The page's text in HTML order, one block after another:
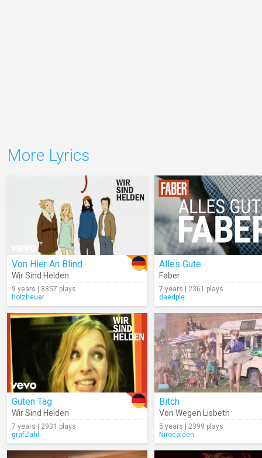
More Lyrics
Von Hier An Blind
Wir Sind Helden
9 years | 8857 plays
holzheuer
Alles Gute
Faber
7 years | 2361 plays
daedple
Guten Tag
Wir Sind Helden
7 years | 2931 plays
grafZahl
Bitch
Von Wegen Lisbeth
5 years | 2399 plays
Nirocalden